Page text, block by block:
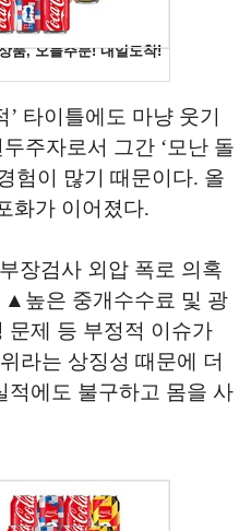
타이틀에도 마냥 웃기
주자로서 그간 ‘모난 돌
험이 많기 때문이다. 올
화가 이어졌다.
장검사 외압 폭로 의혹
높은 중개수수료 및 광
제 등 부정적 이슈가
라는 상징성 때문에 더
적에도 불구하고 몸을 사